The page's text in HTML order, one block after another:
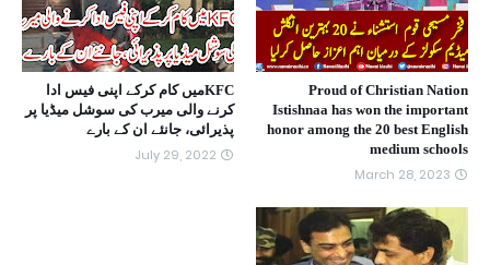
Proud of Christian Nation
Istishnaa has won the important
honor among the 20 best English
medium schools
March 28, 2023
KFCمیں کام کرکے اپنی فیس ادا
کرنے والی میرب کی سوشل میڈیا پر
پذیرائی، جانئے ان کے بارے
July 29, 2022